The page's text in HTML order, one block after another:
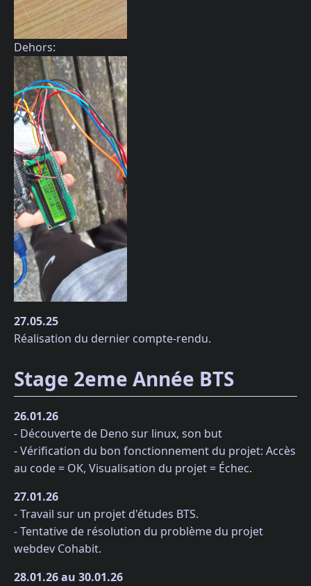
Dehors:
27.05.25
Réalisation du dernier compte-rendu.
Stage 2eme Année BTS
26.01.26
- Découverte de Deno sur linux, son but
- Vérification du bon fonctionnement du projet: Accès
au code = OK, Visualisation du projet = Échec.
27.01.26
- Travail sur un projet d'études BTS.
- Tentative de résolution du problème du projet
webdev Cohabit.
28.01.26 au 30.01.26